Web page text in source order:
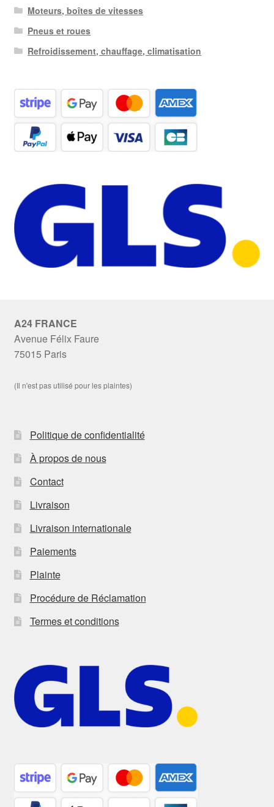
Moteurs, boîtes de vitesses
Pneus et roues
Refroidissement, chauffage, climatisation
A24 FRANCE
Avenue Félix Faure
75015 Paris
(Il n'est pas utilisé pour les plaintes)
Politique de confidentialité
À propos de nous
Contact
Livraison
Livraison internationale
Paiements
Plainte
Procédure de Réclamation
Termes et conditions